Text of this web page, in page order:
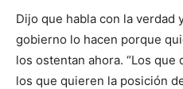
Dijo que habla con la verdad
gobierno lo hacen porque
los ostentan ahora. “Los
los que quieren la posición